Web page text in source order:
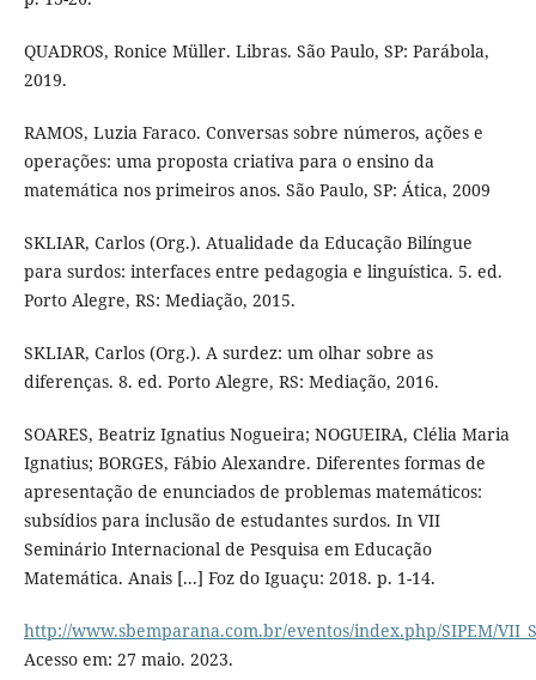
QUADROS, Ronice Müller. Libras. São Paulo, SP: Parábola,
2019.
RAMOS, Luzia Faraco. Conversas sobre números, ações e
operações: uma proposta criativa para o ensino da
matemática nos primeiros anos. São Paulo, SP: Ática, 2009
SKLIAR, Carlos (Org.). Atualidade da Educação Bilíngue
para surdos: interfaces entre pedagogia e linguística. 5. ed.
Porto Alegre, RS: Mediação, 2015.
SKLIAR, Carlos (Org.). A surdez: um olhar sobre as
diferenças. 8. ed. Porto Alegre, RS: Mediação, 2016.
SOARES, Beatriz Ignatius Nogueira; NOGUEIRA, Clélia Maria
Ignatius; BORGES, Fábio Alexandre. Diferentes formas de
apresentação de enunciados de problemas matemáticos:
subsídios para inclusão de estudantes surdos. In VII
Seminário Internacional de Pesquisa em Educação
Matemática. Anais [...] Foz do Iguaçu: 2018. p. 1-14.
http://www.sbemparana.com.br/eventos/index.php/SIPEM/
Acesso em: 27 maio. 2023.